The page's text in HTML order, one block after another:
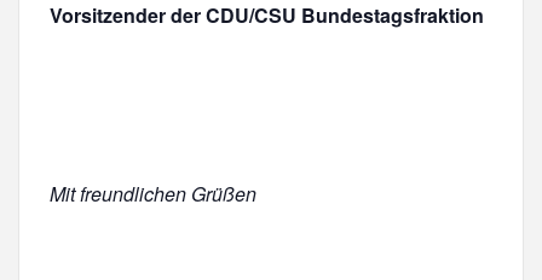
Vorsitzender der CDU/CSU Bundestagsfraktion
Mit freundlichen Grüßen